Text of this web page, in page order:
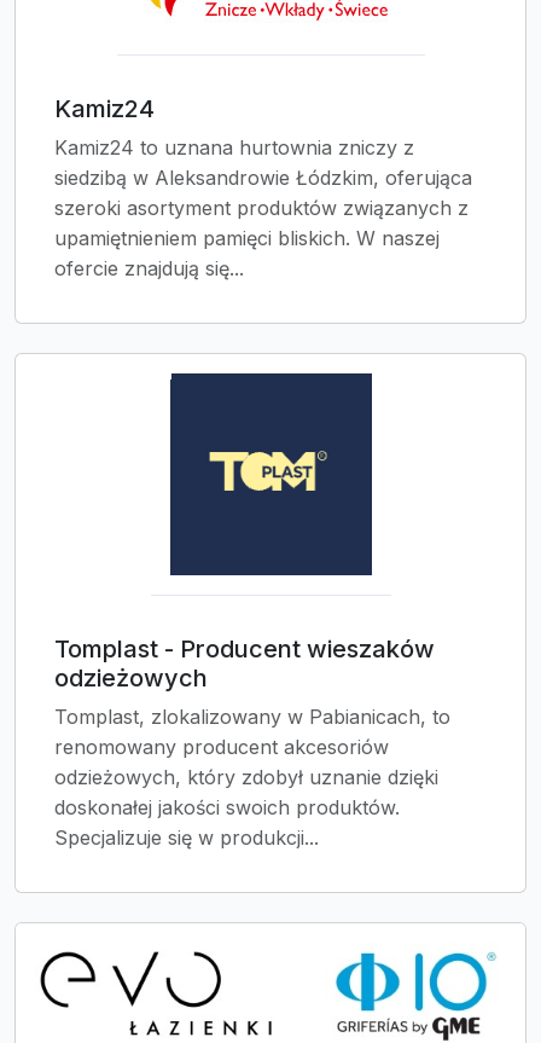
Kamiz24
Kamiz24 to uznana hurtownia zniczy z
siedzibą w Aleksandrowie Łódzkim, oferująca
szeroki asortyment produktów związanych z
upamiętnieniem pamięci bliskich. W naszej
ofercie znajdują się...
Tomplast - Producent wieszaków
odzieżowych
Tomplast, zlokalizowany w Pabianicach, to
renomowany producent akcesoriów
odzieżowych, który zdobył uznanie dzięki
doskonałej jakości swoich produktów.
Specjalizuje się w produkcji...